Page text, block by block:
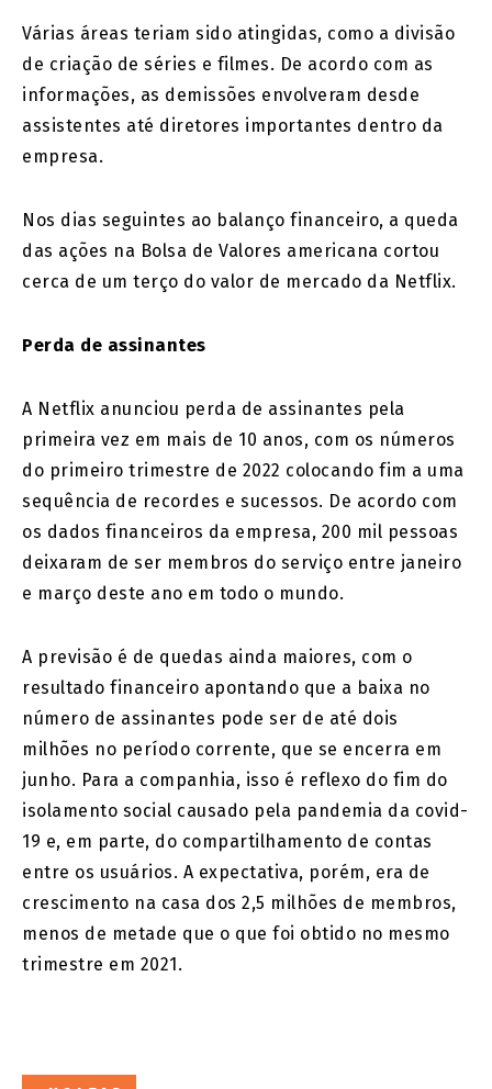
Várias áreas teriam sido atingidas, como a divisão
de criação de séries e filmes. De acordo com as
informações, as demissões envolveram desde
assistentes até diretores importantes dentro da
empresa.
Nos dias seguintes ao balanço financeiro, a queda
das ações na Bolsa de Valores americana cortou
cerca de um terço do valor de mercado da Netflix.
Perda de assinantes
A Netflix anunciou perda de assinantes pela
primeira vez em mais de 10 anos, com os números
do primeiro trimestre de 2022 colocando fim a uma
sequência de recordes e sucessos. De acordo com
os dados financeiros da empresa, 200 mil pessoas
deixaram de ser membros do serviço entre janeiro
e março deste ano em todo o mundo.
A previsão é de quedas ainda maiores, com o
resultado financeiro apontando que a baixa no
número de assinantes pode ser de até dois
milhões no período corrente, que se encerra em
junho. Para a companhia, isso é reflexo do fim do
isolamento social causado pela pandemia da covid-
19 e, em parte, do compartilhamento de contas
entre os usuários. A expectativa, porém, era de
crescimento na casa dos 2,5 milhões de membros,
menos de metade que o que foi obtido no mesmo
trimestre em 2021.